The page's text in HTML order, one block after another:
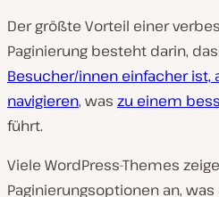
Der größte Vorteil einer
Paginierung besteht darin,
Besucher/innen einfacher ist,
navigieren, was zu einem
führt.
Viele WordPress-Themes
Paginierungsoptionen an,